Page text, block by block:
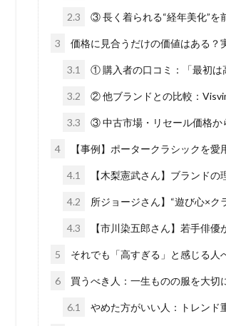
2.3 ③ 長く着られる“経年美化”を
3 価格に見合うだけの価値はある？
3.1 ① 購入者の口コミ：「最初は
3.2 ② 他ブランドとの比較：
3.3 ③ 中古市場・リセール価格か
4 【事例】ポータークラシックを愛
4.1 【木梨憲武さん】ブランドの
4.2 所ジョージさん】“遊び心×ク
4.3 【市川染五郎さん】若手俳
5 それでも「高すぎる」と感じる人
6 買うべき人：一生ものの服を大切
6.1 やめた方がいい人：トレンド